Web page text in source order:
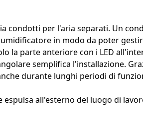
condotti per l'aria separati. Un
in modo da poter
la parte anteriore con i LED
semplifica l'installazione.
durante lunghi periodi di
all'esterno del luogo di